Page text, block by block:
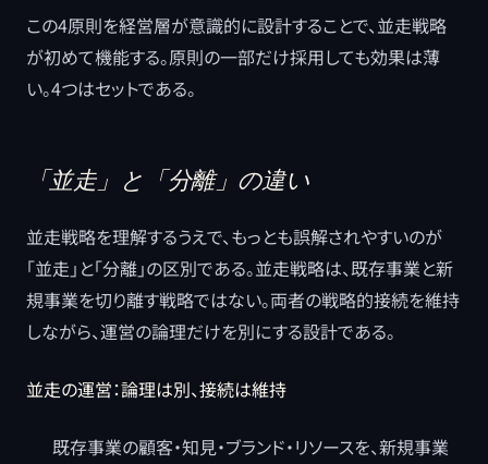
この4原則を経営層が意識的に設計することで、並走戦略
が初めて機能する。原則の一部だけ採用しても効果は薄
い。4つはセットである。
「並走」と「分離」の違い
並走戦略を理解するうえで、もっとも誤解されやすいのが
「並走」と「分離」の区別である。並走戦略は、既存事業と新
規事業を切り離す戦略ではない。両者の戦略的接続を維持
しながら、運営の論理だけを別にする設計である。
並走の運営：論理は別、接続は維持
既存事業の顧客・知見・ブランド・リソースを、新規事業